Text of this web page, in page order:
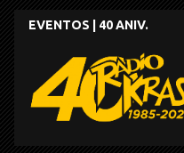
EVENTOS | 40 ANIV.